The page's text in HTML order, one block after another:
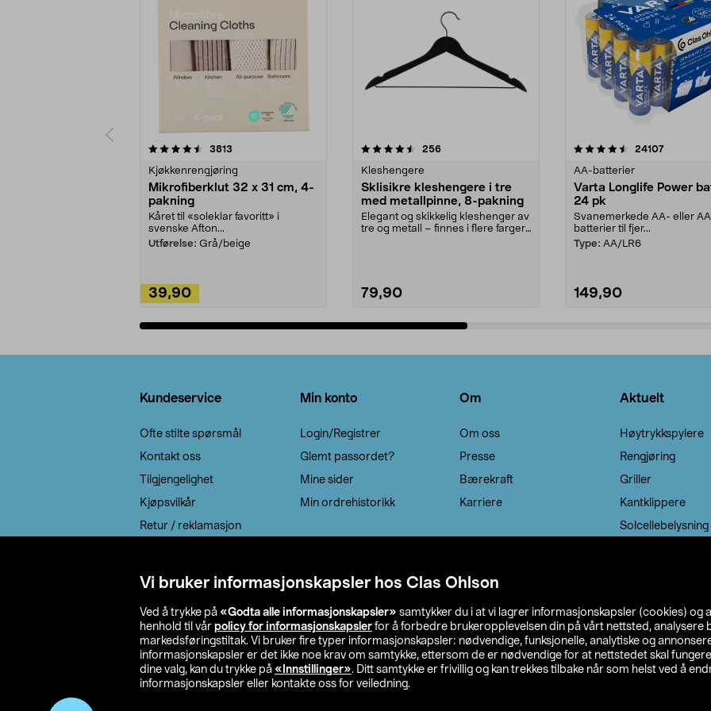
Vi bruker informasjonskapsler hos Clas Ohlson
Ved å trykke på «Godta alle informasjonskapsler» samtykker du i at vi lagrer informasjonskapsler (cookies) og
henhold til vår policy for informasjonskapsler for å forbedre brukeropplevelsen din på vårt nettsted, analysere
markedsføringstiltak. Vi bruker fire typer informasjonskapsler: nødvendige, funksjonelle, analytiske og
informasjonskapsler er det ikke noe krav om samtykke, ettersom de er nødvendige for at nettstedet skal
dine valg, kan du trykke på «Innstillinger». Ditt samtykke er frivillig og kan trekkes tilbake når som helst ved å
informasjonskapsler eller kontakte oss for veiledning.
3813
Kjøkkenrengjøring
Mikrofiberklut 32 x 31 cm, 4-
pakning
Kåret til «soleklar favoritt» i
svenske Afton...
Utførelse: Grå/beige
39,90
4.5av 5 stjerner 256anmeldelser
Kleshengere
Sklisikre kleshengere i tre
med metallpinne, 8-pakning
Elegant og skikkelig kleshenger av
tre og metall – finnes i flere farger.
79,90
4.5av 5 stjerner 24107
AA-batterier
Varta Longlife Power
24 pk
Svanemerkede AA- eller
batterier til fjer...
Type: AA/LR6
149,90
4.5av 5 stjerner
Kundeservice
Ofte stilte spørsmål
Kontakt oss
Tilgjengelighet
Kjøpsvilkår
Retur / reklamasjon
Min konto
Login/Registrer
Glemt passordet?
Mine sider
Min ordrehistorikk
Om
Om oss
Presse
Bærekraft
Karriere
Aktuelt
Høytrykkspylere
Rengjøring
Griller
Kantklippere
Solcellebelysning